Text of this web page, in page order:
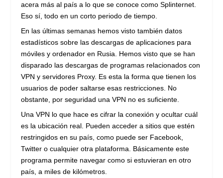
acera más al país a lo que se conoce como Splinternet.
Eso sí, todo en un corto periodo de tiempo.
En las últimas semanas hemos visto también datos
estadísticos sobre las descargas de aplicaciones para
móviles y ordenador en Rusia. Hemos visto que se han
disparado las descargas de programas relacionados con
VPN y servidores Proxy. Es esta la forma que tienen los
usuarios de poder saltarse esas restricciones. No
obstante, por seguridad una VPN no es suficiente.
Una VPN lo que hace es cifrar la conexión y ocultar cuál
es la ubicación real. Pueden acceder a sitios que estén
restringidos en su país, como puede ser Facebook,
Twitter o cualquier otra plataforma. Básicamente este
programa permite navegar como si estuvieran en otro
país, a miles de kilómetros.